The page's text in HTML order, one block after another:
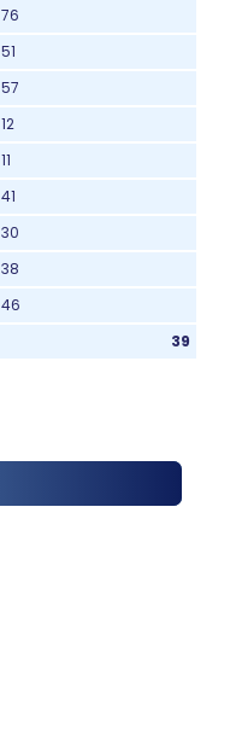
76
51
57
12
11
41
30
38
46
39